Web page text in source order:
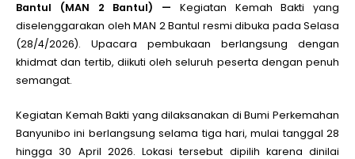
Bantul (MAN 2 Bantul) — Kegiatan Kemah Bakti yang
diselenggarakan oleh MAN 2 Bantul resmi dibuka pada Selasa
(28/4/2026). Upacara pembukaan berlangsung dengan
khidmat dan tertib, diikuti oleh seluruh peserta dengan penuh
semangat.
Kegiatan Kemah Bakti yang dilaksanakan diBumi Perkemahan
Banyunibo ini berlangsung selama tiga hari, mulai tanggal 28
hingga 30 April 2026. Lokasi tersebut dipilih karena dinilai